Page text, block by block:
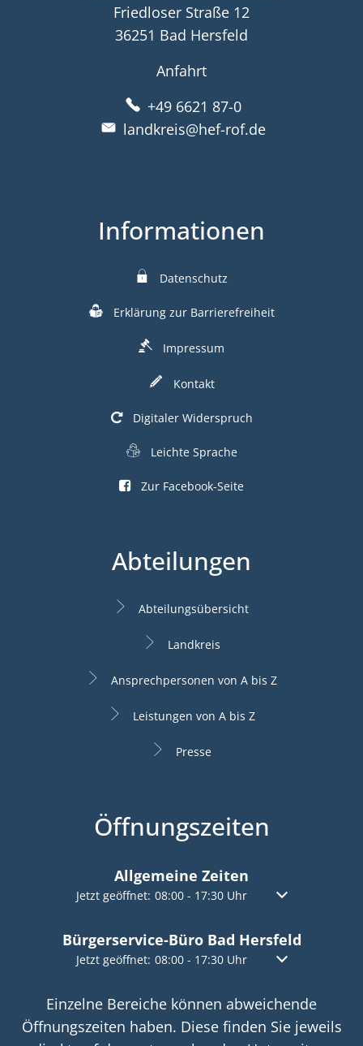
Friedloser Straße 12
36251 Bad Hersfeld
Anfahrt
+49 6621 87-0
landkreis@hef-rof.de
Informationen
Datenschutz
Erklärung zur Barrierefreiheit
Impressum
Kontakt
Digitaler Widerspruch
Leichte Sprache
Zur Facebook-Seite
Abteilungen
Abteilungsübersicht
Landkreis
Ansprechpersonen von A bis Z
Leistungen von A bis Z
Presse
Öffnungszeiten
Allgemeine Zeiten
Klicken, um weitere Öffnungs- oder Schließzeiten
Jetzt geöffnet: 08:00- 17:30Uhr Von 08:00 bis
Bürgerservice-Büro Bad Hersfeld
Klicken, um weitere Öffnungs- oder Schließzeiten
Jetzt geöffnet: 08:00- 17:30Uhr Von 08:00 bis
Einzelne Bereiche können abweichende
Öffnungszeiten haben. Diese finden Sie jeweils